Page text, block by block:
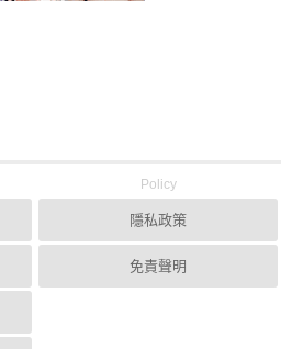
Policy
隱私政策
免責聲明